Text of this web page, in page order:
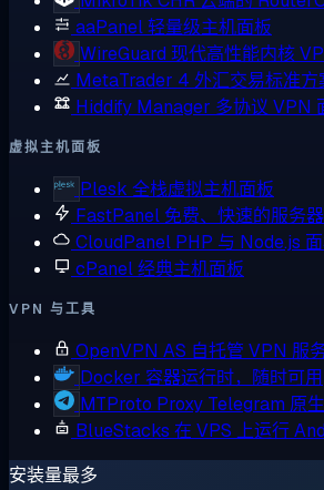
aaPanel轻量级主机面板
WireGuard 现代高性能内核
MetaTrader 4 外汇交易标准方
Hiddify Manager 多协议 VPN
虚拟主机面板
Plesk 全栈虚拟主机面板
FastPanel 免费、快速的服务
CloudPanel PHP 与 Node.js
cPanel经典主机面板
VPN 与工具
OpenVPN AS 自托管 VPN 服
Docker 容器运行时，随时可用
MTProto Proxy Telegram 原
BlueStacks 在 VPS 上运行
安装量最多